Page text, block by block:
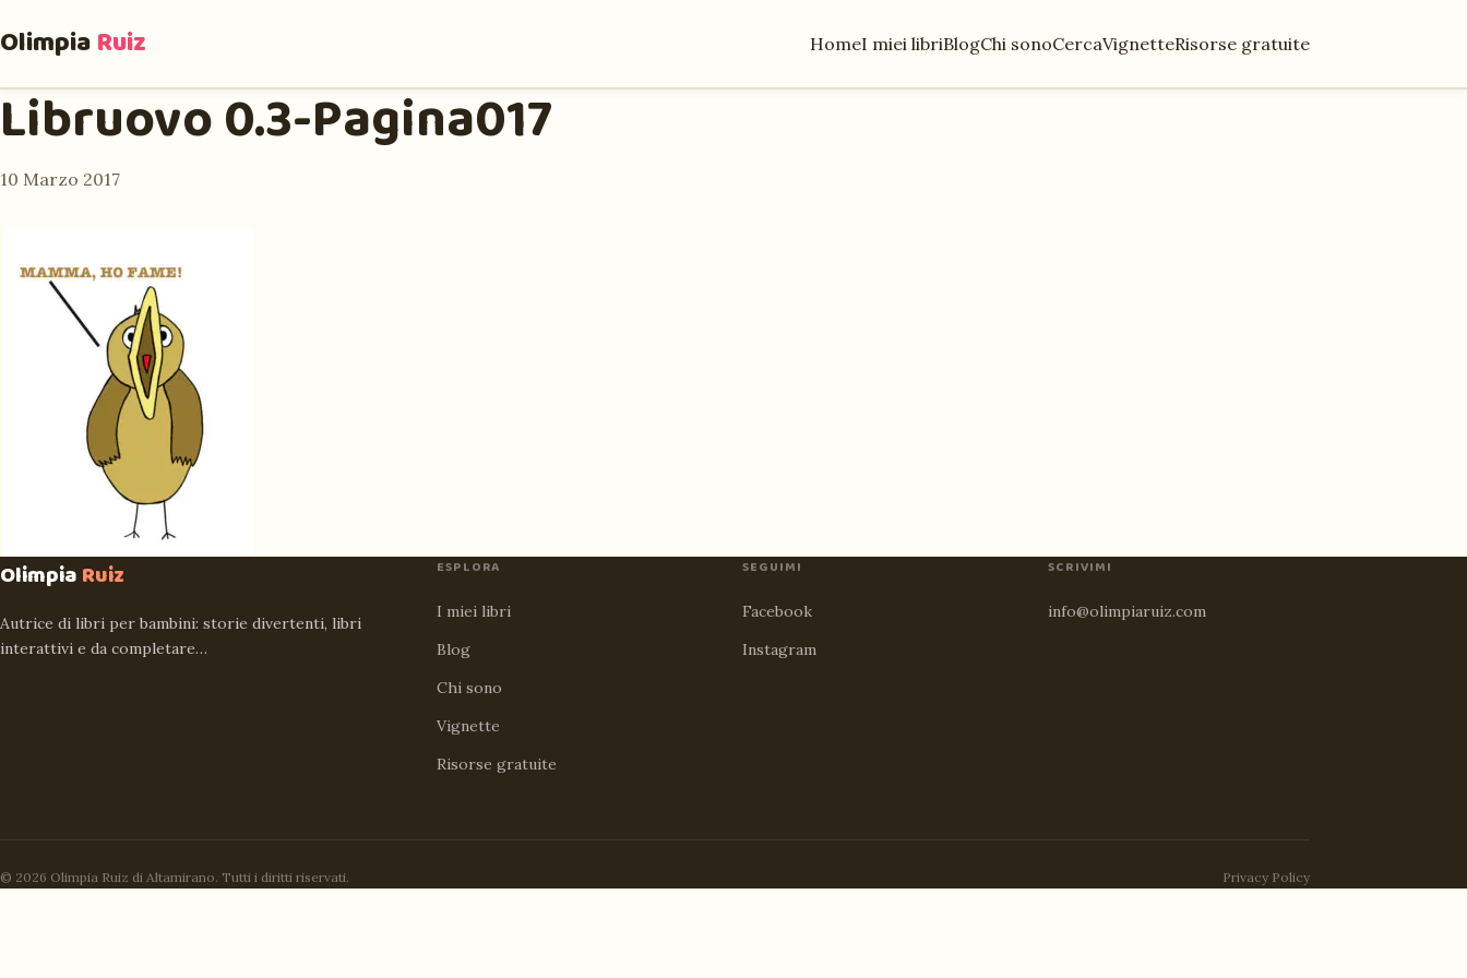
OlimpiaRuiz HomeI miei libriBlogChi sonoCercaVignetteRisorse gratuite
Libruovo 0.3-Pagina017
10 Marzo 2017
OlimpiaRuiz
Autrice di libri per bambini: storie divertenti, libri
interattivi e da completare…
ESPLORA
I miei libri
Blog
Chi sono
Vignette
Risorse gratuite
SEGUIMI
Facebook
Instagram
SCRIVIMI
info@olimpiaruiz.com
© 2026 Olimpia Ruiz di Altamirano. Tutti i diritti riservati. Privacy Policy